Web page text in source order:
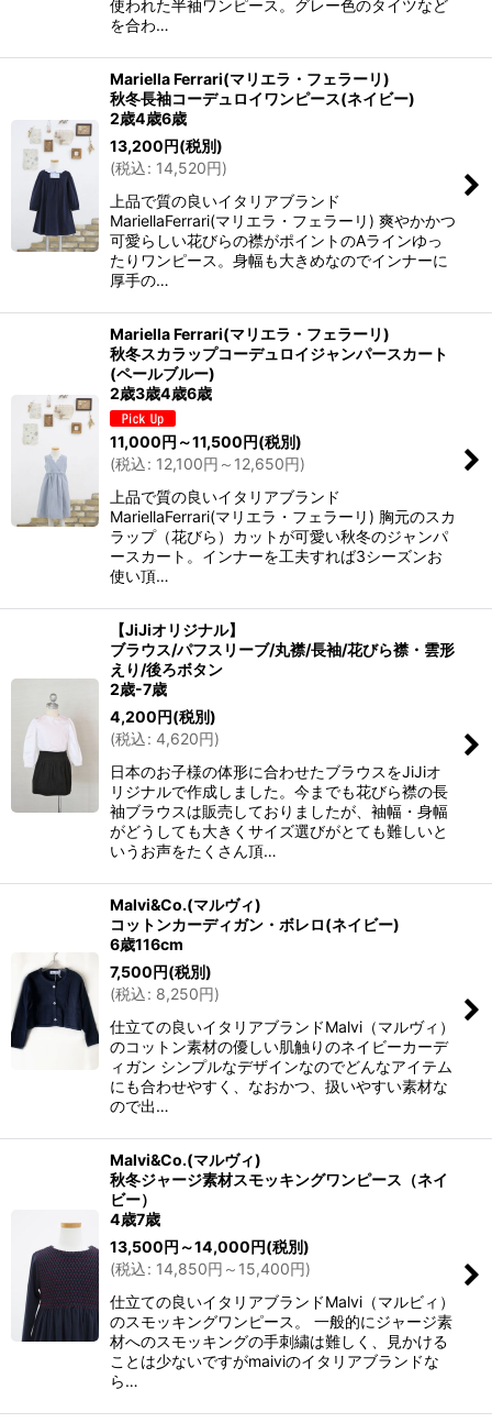
使われた半袖ワンピース。グレー色のタイツなど
を合わ…
Mariella Ferrari(マリエラ・フェラーリ)
秋冬長袖コーデュロイワンピース(ネイビー)
2歳4歳6歳
13,200円(税別)
(税込: 14,520円)
上品で質の良いイタリアブランド
MariellaFerrari(マリエラ・フェラーリ) 爽やかかつ
可愛らしい花びらの襟がポイントのAラインゆっ
たりワンピース。身幅も大きめなのでインナーに
厚手の…
Mariella Ferrari(マリエラ・フェラーリ)
秋冬スカラップコーデュロイジャンパースカート
(ペールブルー)
2歳3歳4歳6歳
11,000円 ～11,500円(税別)
(税込: 12,100円 ～12,650円)
上品で質の良いイタリアブランド
MariellaFerrari(マリエラ・フェラーリ) 胸元のスカ
ラップ（花びら）カットが可愛い秋冬のジャンパ
ースカート。インナーを工夫すれば3シーズンお
使い頂…
【JiJiオリジナル】
ブラウス/パフスリーブ/丸襟/長袖/花びら襟・雲形
えり/後ろボタン
2歳-7歳
4,200円(税別)
(税込: 4,620円)
日本のお子様の体形に合わせたブラウスをJiJiオ
リジナルで作成しました。今までも花びら襟の長
袖ブラウスは販売しておりましたが、袖幅・身幅
がどうしても大きくサイズ選びがとても難しいと
いうお声をたくさん頂…
Malvi&Co.(マルヴィ)
コットンカーディガン・ボレロ(ネイビー)
6歳116cm
7,500円(税別)
(税込: 8,250円)
仕立ての良いイタリアブランドMalvi（マルヴィ）
のコットン素材の優しい肌触りのネイビーカーデ
ィガン シンプルなデザインなのでどんなアイテム
にも合わせやすく、なおかつ、扱いやすい素材な
ので出…
Malvi&Co.(マルヴィ)
秋冬ジャージ素材スモッキングワンピース（ネイ
ビー）
4歳7歳
13,500円 ～14,000円(税別)
(税込: 14,850円 ～15,400円)
仕立ての良いイタリアブランドMalvi（マルビィ）
のスモッキングワンピース。 一般的にジャージ素
材へのスモッキングの手刺繍は難しく、見かける
ことは少ないですがmaiviのイタリアブランドな
ら…